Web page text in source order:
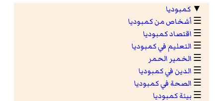
▼ كمبوديا
☰ أشخاص من كمبوديا
☰ اقتصاد كمبوديا
☰ التعليم في كمبوديا
☰ الخمير الحمر
☰ الدين في كمبوديا
☰ الصحة في كمبوديا
☰ بيئة كمبوديا